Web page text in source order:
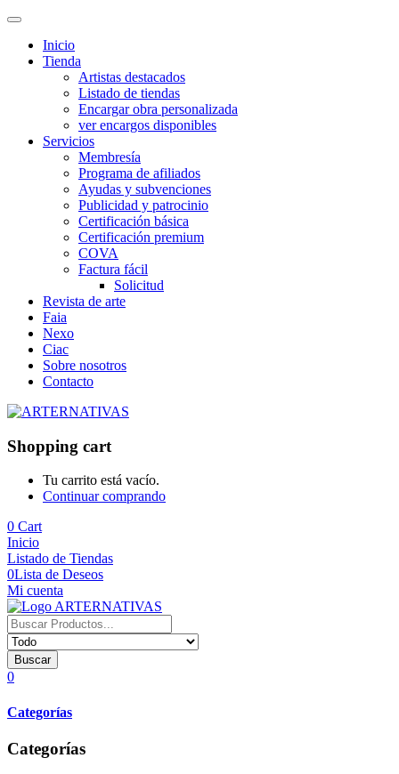
Inicio
Tienda
Artistas destacados
Listado de tiendas
Encargar obra personalizada
ver encargos disponibles
Servicios
Membresía
Programa de afiliados
Ayudas y subvenciones
Publicidad y patrocinio
Certificación básica
Certificación premium
COVA
Factura fácil
Solicitud
Revista de arte
Faia
Nexo
Ciac
Sobre nosotros
Contacto
Shopping cart
Tu carrito está vacío.
Continuar comprando
0 Cart
Inicio
Listado de Tiendas
0Lista de Deseos
Mi cuenta
Buscar
0
Categorías
Categorías